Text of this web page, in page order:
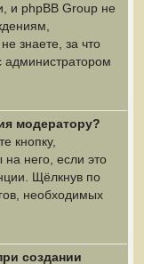
и phpBB Group не
знаете, за что
администратором
модератору?
кнопку,
него, если это
Щёлкнув по
необходимых
создании